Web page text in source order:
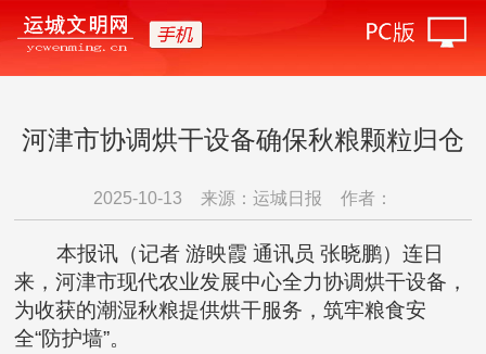
河津市协调烘干设备确保秋粮颗粒归仓
2025-10-13 来源：运城日报 作者：
本报讯（记者 游映霞 通讯员 张晓鹏）连日
来，河津市现代农业发展中心全力协调烘干设备，
为收获的潮湿秋粮提供烘干服务，筑牢粮食安
全“防护墙”。